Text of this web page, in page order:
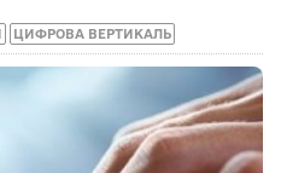
ЦИФРОВА ВЕРТИКАЛЬ